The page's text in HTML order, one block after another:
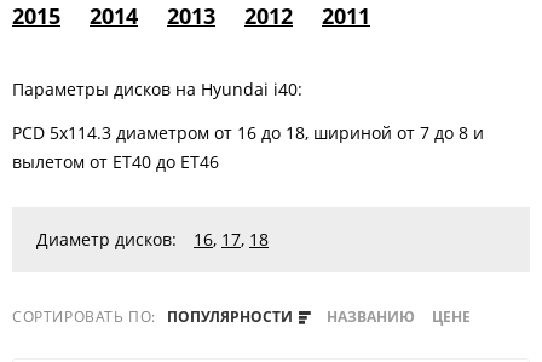
2015 2014 2013 2012 2011
Параметры дисков на Hyundai i40:
PCD 5x114.3 диаметром от 16 до 18, шириной от 7 до 8 и
вылетом от ET40 до ET46
Диаметр дисков: 16, 17, 18
СОРТИРОВАТЬ ПО: ПОПУЛЯРНОСТИ НАЗВАНИЮ ЦЕНЕ